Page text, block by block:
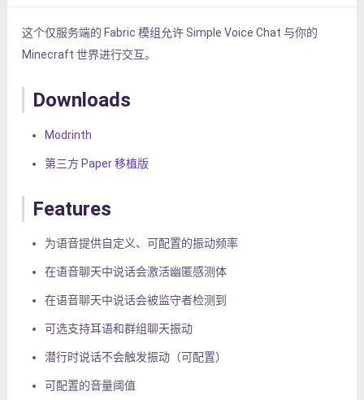
这个仅服务端的 Fabric 模组允许 Simple Voice Chat 与你的
Minecraft 世界进行交互。
Downloads
Modrinth
第三方 Paper 移植版
Features
为语音提供自定义、可配置的振动频率
在语音聊天中说话会激活幽匿感测体
在语音聊天中说话会被监守者检测到
可选支持耳语和群组聊天振动
潜行时说话不会触发振动（可配置）
可配置的音量阈值